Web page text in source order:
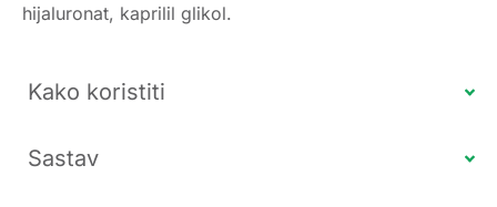
hijaluronat, kaprilil glikol.
Kako koristiti
Sastav